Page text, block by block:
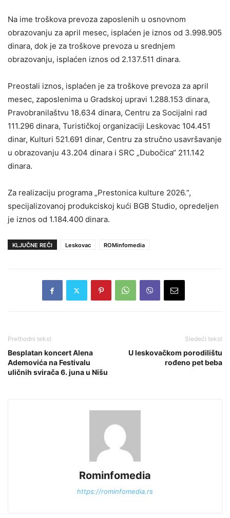
Na ime troškova prevoza zaposlenih u osnovnom
obrazovanju za april mesec, isplaćen je iznos od 3.998.905
dinara, dok je za troškove prevoza u srednjem
obrazovanju, isplaćen iznos od 2.137.511 dinara.
Preostali iznos, isplaćen je za troškove prevoza za april
mesec, zaposlenima u Gradskoj upravi 1.288.153 dinara,
Pravobranilaštvu 18.634 dinara, Centru za Socijalni rad
111.296 dinara, Turističkoj organizaciji Leskovac 104.451
dinar, Kulturi 521.691 dinar, Centru za stručno usavršavanje
u obrazovanju 43.204 dinara i SRC „Dubočica“ 211.142
dinara.
Za realizaciju programa „Prestonica kulture 2026.“,
specijalizovanoj produkciskoj kući BGB Studio, opredeljen
je iznos od 1.184.400 dinara.
KLJUČNE REČI Leskovac ROMinfomedia
Prethodni tekst
Besplatan koncert Alena
Ademovića na Festivalu
uličnih svirača 6. juna u Nišu
Sledeći tekst
U leskovačkom porodilištu
rođeno pet beba
Rominfomedia
https://rominfomedia.rs